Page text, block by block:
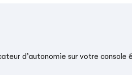
d’autonomie sur votre console